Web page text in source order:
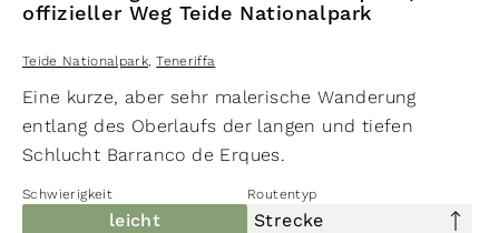
offizieller Weg Teide Nationalpark
Teide Nationalpark, Teneriffa
Eine kurze, aber sehr malerische Wanderung
entlang des Oberlaufs der langen und tiefen
Schlucht Barranco de Erques.
Schwierigkeit Routentyp
leicht
Strecke